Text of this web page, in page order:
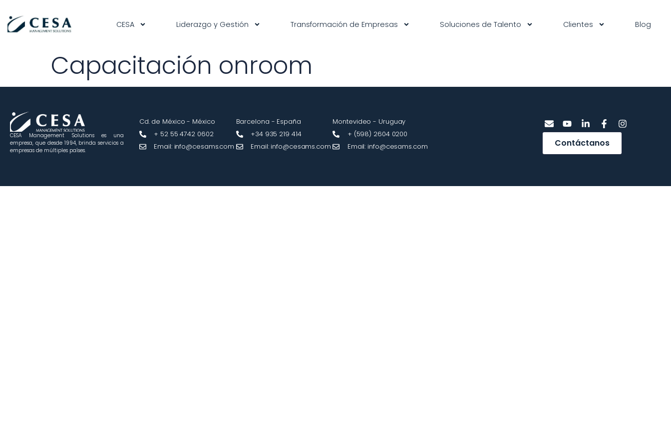
CESA Liderazgo y Gestión Transformación de Empresas Soluciones de Talento Clientes Blog
Capacitación onroom
CESA Management Solutions es una
empresa, que desde 1994, brinda servicios a
empresas de múltiples países.
Cd. de México - México
+ 52 55 4742 0602
Email: info@cesams.com
Barcelona - España
+34 935 219 414
Email: info@cesams.com
Montevideo - Uruguay​
+ (598) 2604 0200
Email: info@cesams.com
Contáctanos